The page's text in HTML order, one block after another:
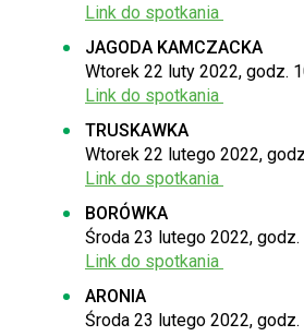
Link do spotkania
JAGODA KAMCZACKA
Wtorek 22 luty 2022, godz.
Link do spotkania
TRUSKAWKA
Wtorek 22 lutego 2022,
Link do spotkania
BORÓWKA
​Środa 23 lutego 2022,
Link do spotkania
ARONIA
Środa 23 lutego 2022,